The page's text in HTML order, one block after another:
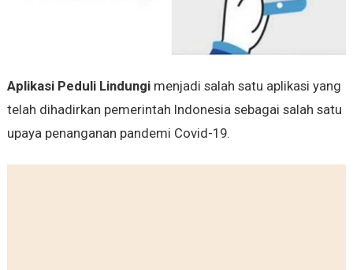
Aplikasi Peduli Lindungi menjadi salah satu aplikasi yang
telah dihadirkan pemerintah Indonesia sebagai salah satu
upaya penanganan pandemi Covid-19.